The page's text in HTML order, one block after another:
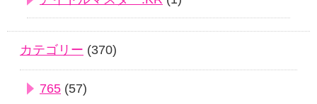
カテゴリー (370)
765 (57)